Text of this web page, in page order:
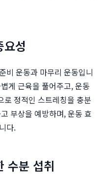
성
비 운동과 마무리 운동입니
게 근육을 풀어주고, 운동
로 정적인 스트레칭을 충분
부상을 예방하며, 운동 효
다.
수분 섭취